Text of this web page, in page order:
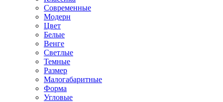
Современные
Модерн
Цвет
Белые
Венге
Светлые
Темные
Размер
Малогабаритные
Форма
Угловые